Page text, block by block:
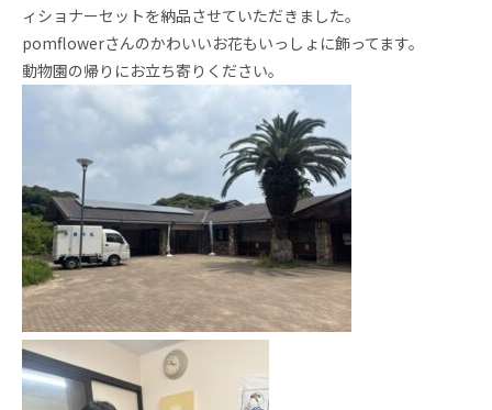
ィショナーセットを納品させていただきました。
pomflowerさんのかわいいお花もいっしょに飾ってます。
動物園の帰りにお立ち寄りください。